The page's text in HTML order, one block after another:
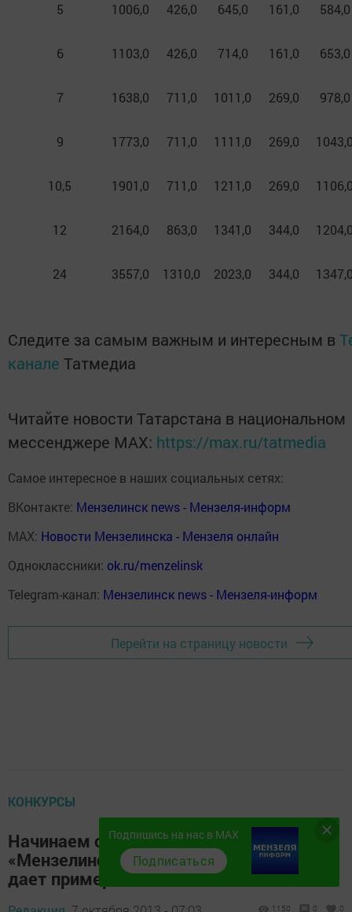
5 1006,0 426,0 645,0 161,0 584,0
6 1103,0 426,0 714,0 161,0 653,0
7 1638,0 711,0 1011,0 269,0 978,0
9 1773,0 711,0 1111,0 269,0
10,5 1901,0 711,0 1211,0 269,0
12 2164,0 863,0 1341,0 344,0
24 3557,0 1310,0 2023,0 344,0
Следите за самым важным и интересным в
канале Татмедиа
Читайте новости Татарстана в национальном
мессенджере MАХ: https://max.ru/tatmedia
Самое интересное в наших социальных сетях:
ВКонтакте: Мензелинск news - Мензеля-информ
MAX: Новости Мензелинска - Мензеля онлайн
Одноклассники: ok.ru/menzelinsk
Telegram-канал: Мензелинск news - Мензеля-информ
Перейти на страницу новости
КОНКУРСЫ
Начинаем следующий фотоконкурс
«Мензелинский пенсионер всей стране
дает пример»
1150 0 0
Подпишись на нас в MAX
Подписаться